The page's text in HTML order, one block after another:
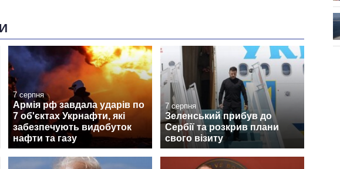
7 серпня
Армія рф завдала ударів по
7 об'єктах Укрнафти, які
забезпечують видобуток
нафти та газу
7 серпня
Зеленський прибув до
Сербії та розкрив плани
свого візиту